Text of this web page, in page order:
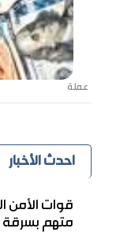
عملة
احدث الأخبار
قوات الأمن
متهم بسرقة